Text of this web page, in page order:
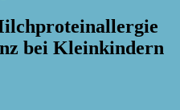
bei Kleinkindern